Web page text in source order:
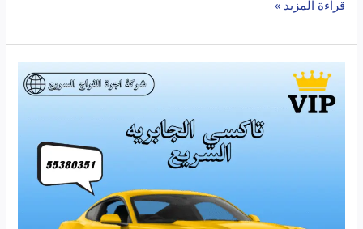
قراءة المزيد »
اكتشف
تاكسي
الجابرية: